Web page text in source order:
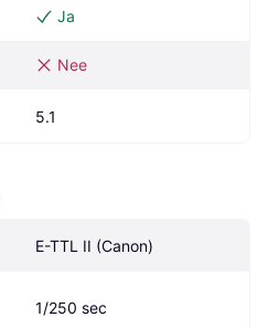
Ja
Nee
5.1
E-TTL II (Canon)
1/250 sec